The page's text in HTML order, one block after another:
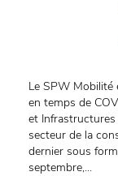
Le SPW
en temps de
et
secteur de la
dernier sous
septembre,...